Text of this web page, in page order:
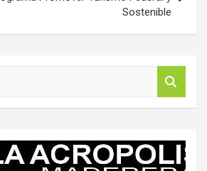
Sostenible